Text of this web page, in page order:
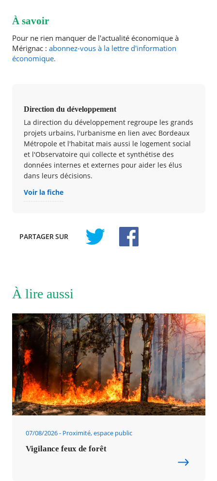
À savoir
Pour ne rien manquer de l'actualité économique à
Mérignac : abonnez-vous à la lettre d'information
économique.
Direction du développement
La direction du développement regroupe les grands
projets urbains, l'urbanisme en lien avec Bordeaux
Métropole et l'habitat mais aussi le logement social
et l'Observatoire qui collecte et synthétise des
données internes et externes pour aider les élus
dans leurs décisions.
Voir la fiche
PARTAGER SUR
À lire aussi
07/08/2026 Proximité, espace public
Vigilance feux de forêt